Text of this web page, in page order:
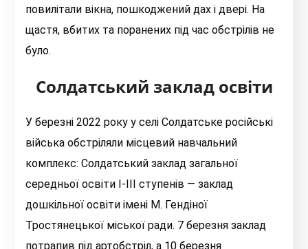
повилітали вікна, пошкоджений дах і двері. На
щастя, вбитих та поранених під час обстрілів не
було.
Солдатський заклад освіти
У березні 2022 року у селі Солдатське російські
війська обстріляли місцевий навчальний
комплекс: Солдатський заклад загальної
середньої освіти І-ІІІ ступенів — заклад
дошкільної освіти імені М. Гендіної
Тростянецької міської ради. 7 березня заклад
потрапив під артобстріл, а 10 березня